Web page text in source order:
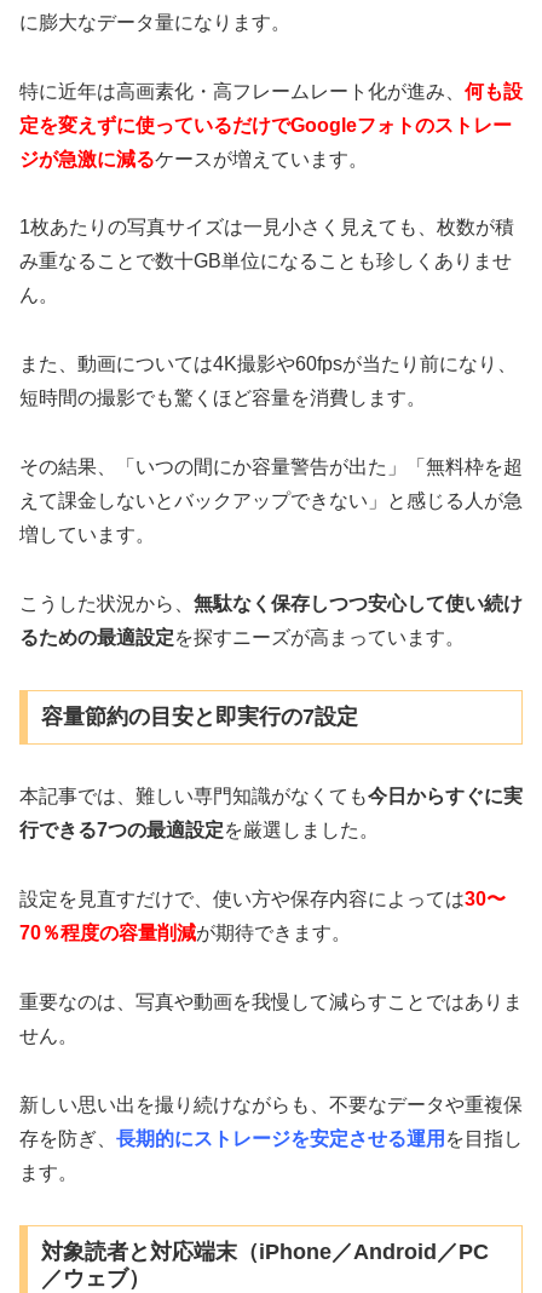
に膨大なデータ量になります。
特に近年は高画素化・高フレームレート化が進み、 何も設
定を変えずに使っているだけでGoogleフォトのストレー
ジが急激に減るケースが増えています。
1枚あたりの写真サイズは一見小さく見えても、枚数が積
み重なることで数十GB単位になることも珍しくありませ
ん。
また、動画については4K撮影や60fpsが当たり前になり、
短時間の撮影でも驚くほど容量を消費します。
その結果、「いつの間にか容量警告が出た」「無料枠を超
えて課金しないとバックアップできない」と感じる人が急
増しています。
こうした状況から、 無駄なく保存しつつ安心して使い続け
るための最適設定を探すニーズが高まっています。
容量節約の目安と即実行の7設定
本記事では、難しい専門知識がなくても今日からすぐに実
行できる7つの最適設定を厳選しました。
設定を見直すだけで、使い方や保存内容によっては30〜
70％程度の容量削減が期待できます。
重要なのは、写真や動画を我慢して減らすことではありま
せん。
新しい思い出を撮り続けながらも、不要なデータや重複保
存を防ぎ、 長期的にストレージを安定させる運用 を目指し
ます。
対象読者と対応端末（iPhone／Android／PC
／ウェブ）